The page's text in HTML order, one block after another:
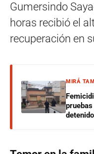
Gumersindo
horas recibió el
recuperación en
MIRÁ